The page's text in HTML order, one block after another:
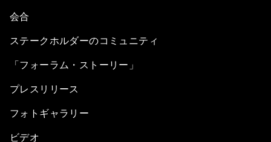
会合
ステークホルダーのコミュニティ
「フォーラム・ストーリー」
プレスリリース
フォトギャラリー
ビデオ